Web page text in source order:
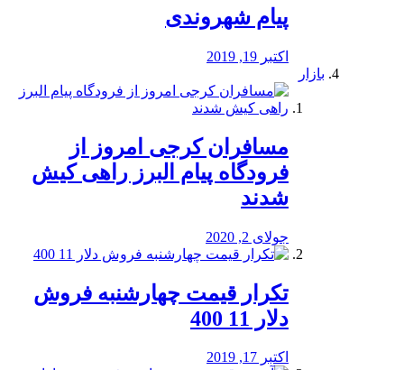
پیام شهروندی
اکتبر 19, 2019
بازار
مسافران کرجی امروز از
فرودگاه پیام البرز راهی کیش
شدند
جولای 2, 2020
تکرار قیمت چهارشنبه فروش
دلار 11 400
اکتبر 17, 2019